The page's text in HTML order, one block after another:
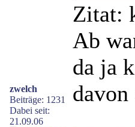
zwelch
Beiträge: 1231
Dabei seit:
21.09.06
Zitat:
Ab
da ja